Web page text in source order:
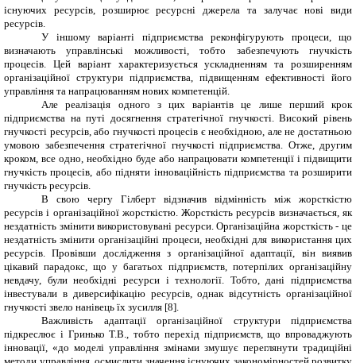
існуючих ресурсів, розширює ресурсні джерела та залучає нові види
ресурсів.
У іншому варіанті підприємства реконфігурують процеси, що
визначають управлінські можливості, тобто забезпечують гнучкість
процесів. Цей варіант характеризується ускладненням та розширенням
організаційної структури підприємства, підвищенням ефективності його
управління та напрацюванням нових компетенцій.
Але реалізація одного з цих варіантів це лише перший крок
підприємства на путі досягнення стратегічної гнучкості. Високий рівень
гнучкості ресурсів, або гнучкості процесів є необхідною, але не достатньою
умовою забезпечення стратегічної гнучкості підприємства. Отже, другим
кроком, все одно, необхідно буде або напрацювати компетенції і підвищити
гнучкість процесів, або підняти інноваційність підприємства та розширити
гнучкість ресурсів.
В свою чергу Гілберт відзначив відмінність між жорсткістю
ресурсів і організаційної жорсткістю. Жорсткість ресурсів визначається, як
нездатність змінити використовувані ресурси. Організаційна жорсткість - це
нездатність змінити організаційні процеси, необхідні для використання цих
ресурсів. Провівши дослідження з організаційної адаптації, він виявив
цікавий парадокс, що у багатьох підприємств, потерпілих організаційну
невдачу, були необхідні ресурси і технології. Тобто, дані підприємства
інвестували в диверсифікацію ресурсів, однак відсутність організаційної
гнучкості звело нанівець їх зусилля [8].
Важливість адаптації організаційної структури підприємства
підкреслює і Гринько Т.В., тобто перехід підприємств, що впроваджують
інновації, «до моделі управління змінами змушує переглянути традиційні